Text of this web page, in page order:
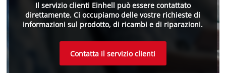
Il servizio clienti Einhell può essere contattato
direttamente. Ci occupiamo delle vostre richieste di
informazioni sul prodotto, di ricambi e di riparazioni.
Contatta il servizio clienti